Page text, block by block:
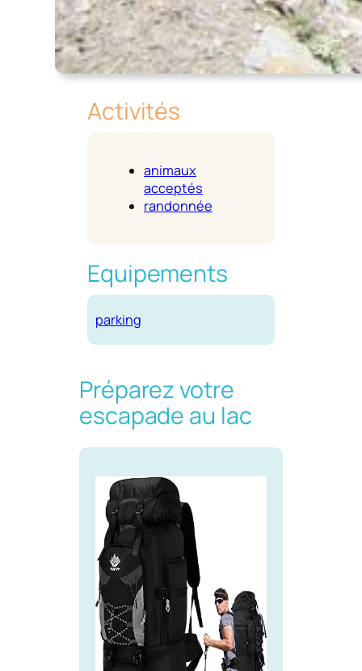
Activités
animaux
acceptés
randonnée
Equipements
parking
Préparez votre
escapade au lac